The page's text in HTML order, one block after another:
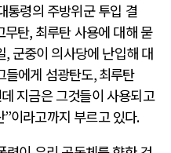
통령의 주방위군 투입 결
무탄, 최루탄 사용에 대해 묻
, 군중이 의사당에 난입해 대
들에게 섬광탄도,최루탄
지금은 그것들이 사용되고
”이라고까지 부르고 있다.